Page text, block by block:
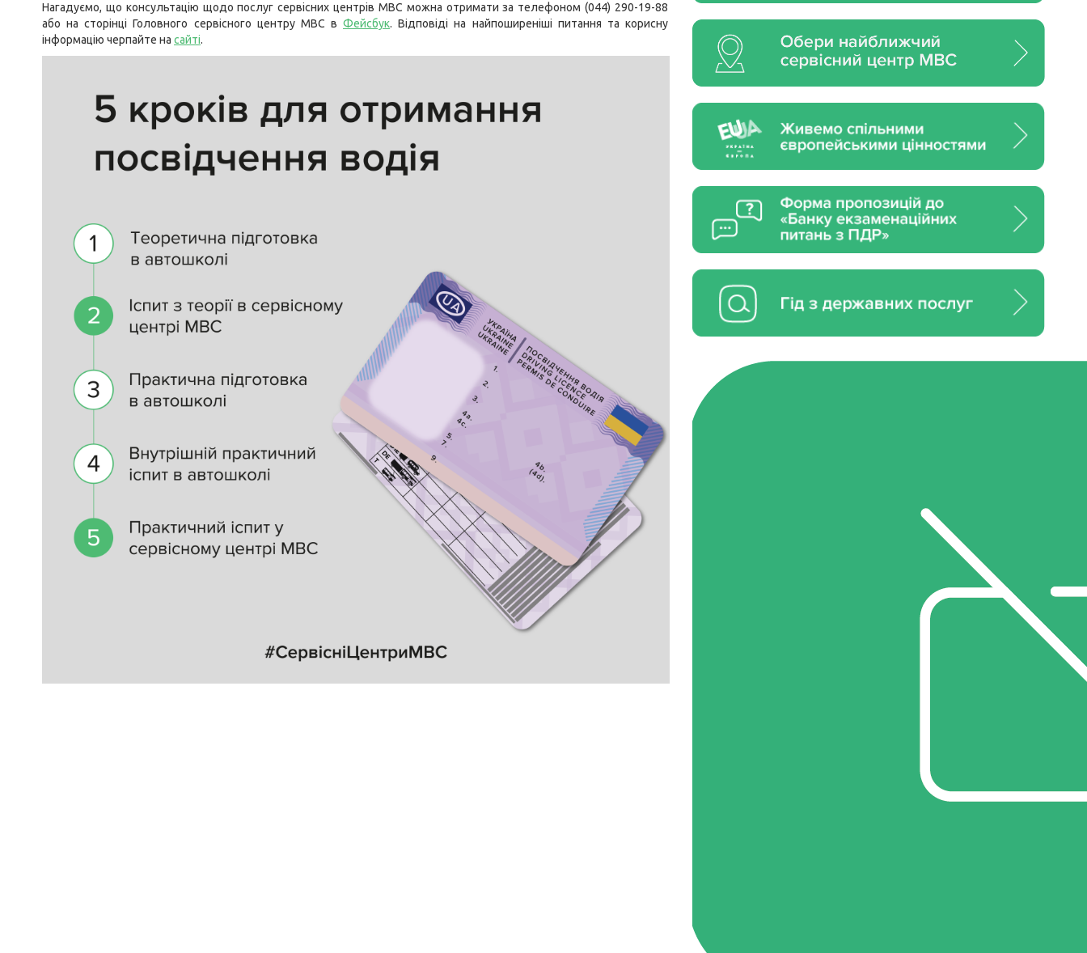
Нагадуємо, що консультацію щодо послуг сервісних центрів МВС можна отримати за телефоном (044) 290-19-88
або на сторінці Головного сервісного центру МВС вФейсбук. Відповіді на найпоширеніші питання та корисну
інформацію черпайте на сайті.